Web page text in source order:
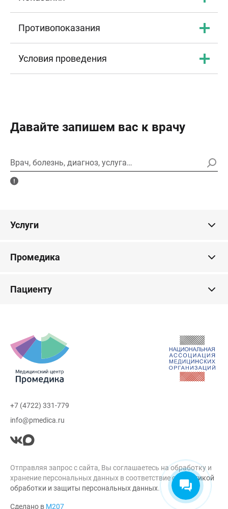
Противопоказания
Условия проведения
Давайте запишем вас к врачу
Врач, болезнь, диагноз, услуга…
Услуги
Промедика
Пациенту
+7 (4722) 331-779
info@pmedica.ru
Отправляя запрос с сайта, Вы соглашаетесь на обработку и
хранение персональных данных в соответствие с Политикой
обработки и защиты персональных данных.
Сделано в М207